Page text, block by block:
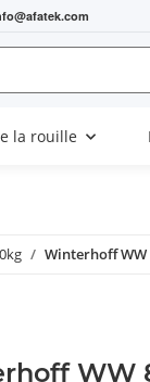
la rouille
Winterhoff
WW